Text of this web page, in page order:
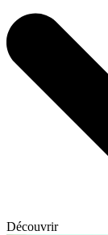
Découvrir